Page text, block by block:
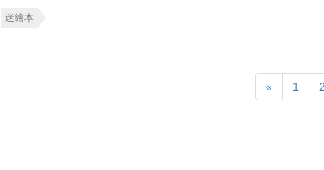
迷繪本
« 1 2